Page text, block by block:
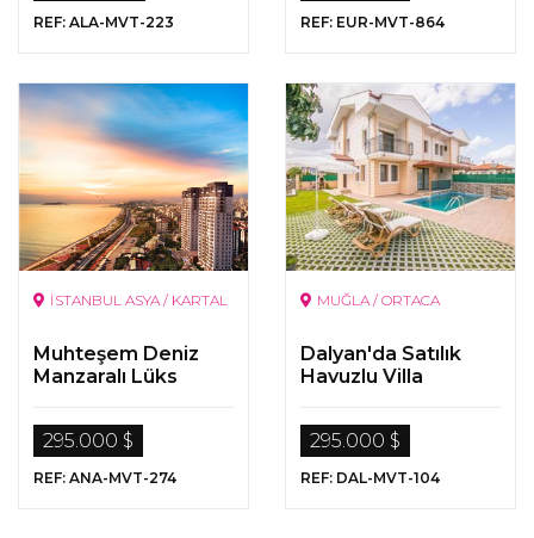
REF: ALA-MVT-223 REF: EUR-MVT-864
İSTANBUL ASYA / KARTAL
Muhteşem Deniz
Manzaralı Lüks
295.000 $
REF: ANA-MVT-274
MUĞLA / ORTACA
Dalyan'da Satılık
Havuzlu Villa
295.000 $
REF: DAL-MVT-104